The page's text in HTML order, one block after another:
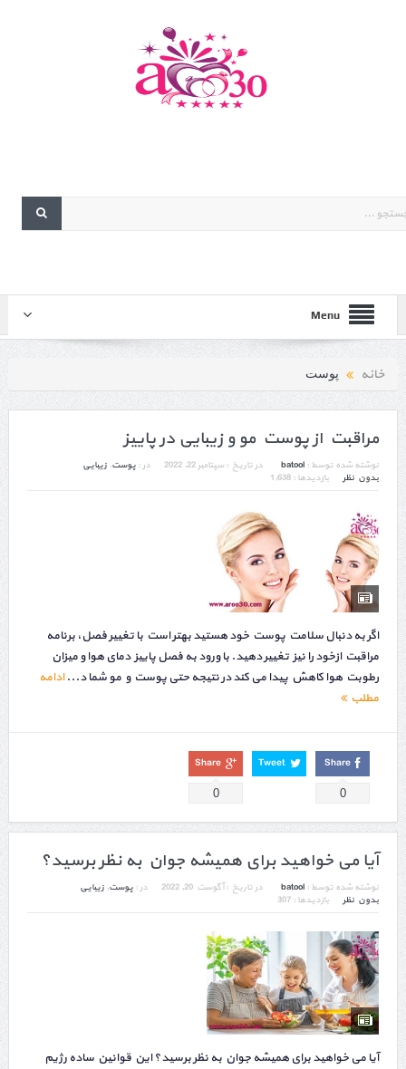
Menu
خانه پوست
مراقبت از پوست مو و زیبایی در پاییز
نوشته شده توسط : batool در تاریخ : سپتامبر 22, 2022 در : پوست, زیبایی
بدون نظر
بازدیدها : 1,638
اگر به دنبال سلامت پوست خود هستید بهتر است با تغییر فصل، برنامه
مراقبت ازخود را نیز تغییر دهید. با ورود به فصل پاییز دمای هوا و میزان
رطوبت هوا کاهش پیدا می کند در نتیجه حتی پوست و مو شما د...ادامه
مطلب
Share
0
Tweet
Share
0
آیا می خواهید برای همیشه جوان به نظر برسید؟
نوشته شده توسط : batool در تاریخ :آگوست 20, 2022 در : پوست, زیبایی
بدون نظر
بازدیدها : 307
آیا می خواهید برای همیشه جوان به نظر برسید؟ این قوانین ساده رژیم